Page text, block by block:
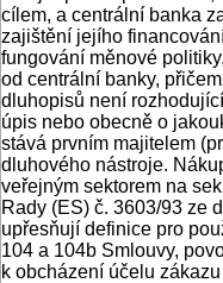
cílem, a centrální banka
zajištění jejího
fungování měnové
od centrální banky,
dluhopisů není
úpis nebo obecně o
stává prvním majitelem
dluhového nástroje.
veřejným sektorem na
Rady (ES) č. 3603/93 ze
upřesňují definice pro
104 a 104b Smlouvy,
k obcházení účelu